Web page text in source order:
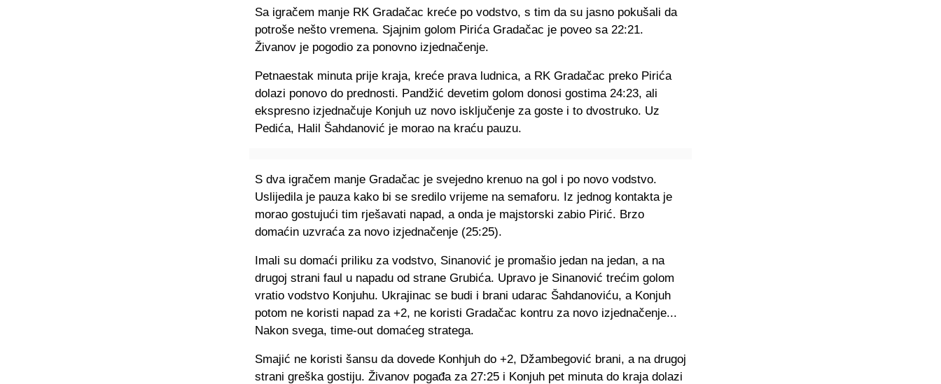
Sa igračem manje RK Gradačac kreće po vodstvo, s tim da su jasno pokušali da
potroše nešto vremena. Sjajnim golom Pirića Gradačac je poveo sa 22:21.
Živanov je pogodio za ponovno izjednačenje.
Petnaestak minuta prije kraja, kreće prava ludnica, a RK Gradačac preko Pirića
dolazi ponovo do prednosti. Pandžić devetim golom donosi gostima 24:23, ali
ekspresno izjednačuje Konjuh uz novo isključenje za goste i to dvostruko. Uz
Pedića, Halil Šahdanović je morao na kraću pauzu.
S dva igračem manje Gradačac je svejedno krenuo na gol i po novo vodstvo.
Uslijedila je pauza kako bi se sredilo vrijeme na semaforu. Iz jednog kontakta je
morao gostujući tim rješavati napad, a onda je majstorski zabio Pirić. Brzo
domaćin uzvraća za novo izjednačenje (25:25).
Imali su domaći priliku za vodstvo, Sinanović je promašio jedan na jedan, a na
drugoj strani faul u napadu od strane Grubića. Upravo je Sinanović trećim golom
vratio vodstvo Konjuhu. Ukrajinac se budi i brani udarac Šahdanoviću, a Konjuh
potom ne koristi napad za +2, ne koristi Gradačac kontru za novo izjednačenje...
Nakon svega, time-out domaćeg stratega.
Smajić ne koristi šansu da dovede Konhjuh do +2, Džambegović brani, a na drugoj
strani greška gostiju. Živanov pogađa za 27:25 i Konjuh pet minuta do kraja dolazi